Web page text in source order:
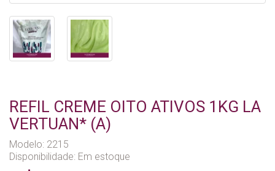
REFIL CREME OITO ATIVOS 1KG LA
VERTUAN* (A)
Modelo: 2215
Disponibilidade: Em estoque